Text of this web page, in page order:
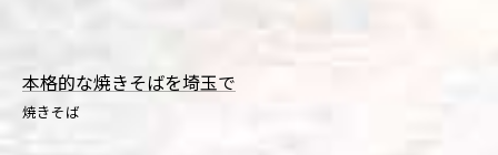
本格的な焼きそばを埼玉で
焼きそば